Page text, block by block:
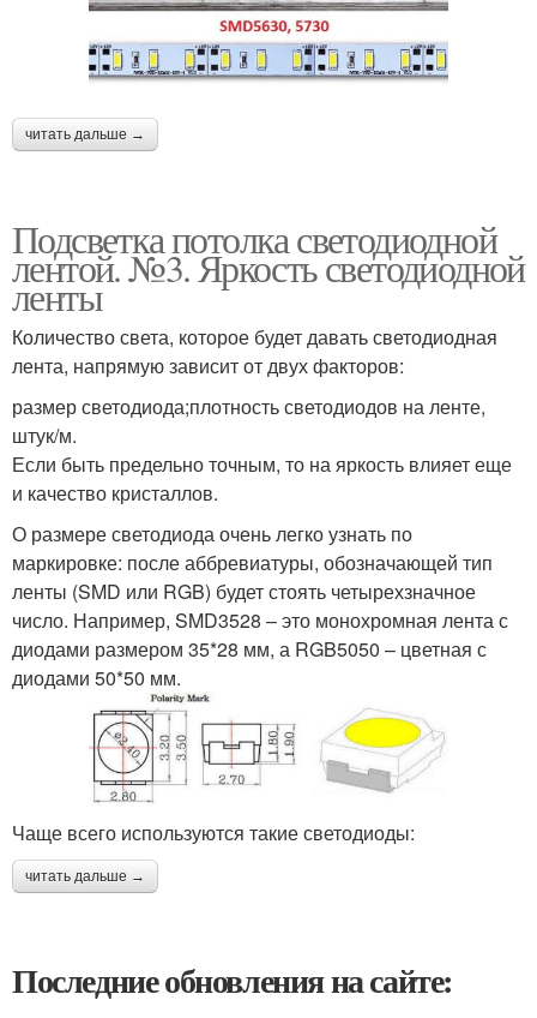
читать дальше →
Подсветка потолка светодиодной
лентой. №3. Яркость светодиодной
ленты
Количество света, которое будет давать светодиодная
лента, напрямую зависит от двух факторов:
размер светодиода;плотность светодиодов на ленте,
штук/м.
Если быть предельно точным, то на яркость влияет еще
и качество кристаллов.
О размере светодиода очень легко узнать по
маркировке: после аббревиатуры, обозначающей тип
ленты (SMD или RGB) будет стоять четырехзначное
число. Например, SMD3528 – это монохромная лента с
диодами размером 35*28 мм, а RGB5050 – цветная с
диодами 50*50 мм.
Чаще всего используются такие светодиоды:
читать дальше →
Последние обновления на сайте: